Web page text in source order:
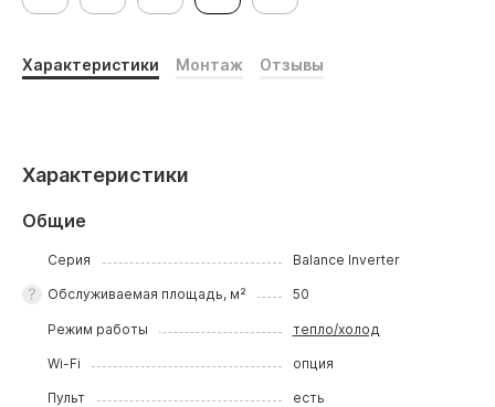
Характеристики Монтаж Отзывы
Характеристики
Общие
Серия Balance Inverter
Обслуживаемая площадь, м² 50
Режим работы тепло/холод
Wi-Fi опция
Пульт есть